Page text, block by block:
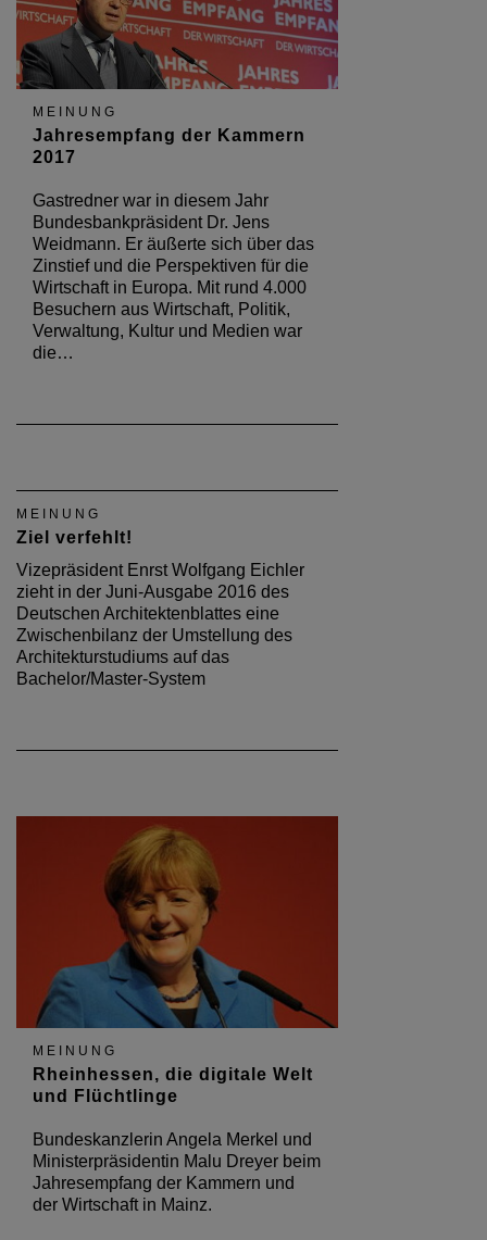
MEINUNG
Jahresempfang der Kammern
2017
Gastredner war in diesem Jahr
Bundesbankpräsident Dr. Jens
Weidmann. Er äußerte sich über das
Zinstief und die Perspektiven für die
Wirtschaft in Europa. Mit rund 4.000
Besuchern aus Wirtschaft, Politik,
Verwaltung, Kultur und Medien war
die…
MEINUNG
Ziel verfehlt!
Vizepräsident Enrst Wolfgang Eichler
zieht in der Juni-Ausgabe 2016 des
Deutschen Architektenblattes eine
Zwischenbilanz der Umstellung des
Architekturstudiums auf das
Bachelor/Master-System
MEINUNG
Rheinhessen, die digitale Welt
und Flüchtlinge
Bundeskanzlerin Angela Merkel und
Ministerpräsidentin Malu Dreyer beim
Jahresempfang der Kammern und
der Wirtschaft in Mainz.